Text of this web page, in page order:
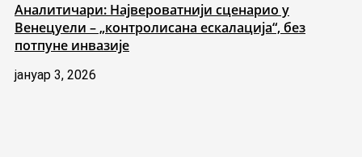
Аналитичари: Највероватнији сценарио у
Венецуели – „контролисана ескалација“, без
потпуне инвазије
јануар 3, 2026